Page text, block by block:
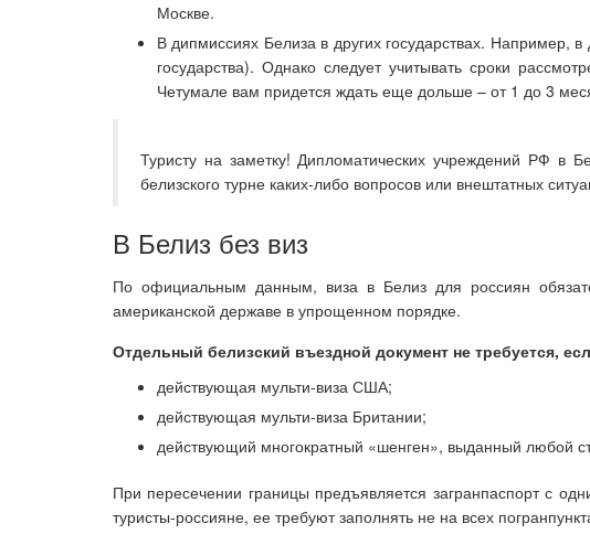
Москве.
В дипмиссиях Белиза в других государствах. Например,
государства). Однако следует учитывать сроки
Четумале вам придется ждать еще дольше – от 1 до 3
Туристу на заметку! Дипломатических учреждений РФ в
белизского турне каких-либо вопросов или внештатных
В Белиз без виз
По официальным данным, виза в Белиз для россиян
американской державе в упрощенном порядке.
Отдельный белизский въездной документ не требуется,
действующая мульти-виза США;
действующая мульти-виза Британии;
действующий многократный «шенген», выданный любой
При пересечении границы предъявляется загранпаспорт с
туристы-россияне, ее требуют заполнять не на всех